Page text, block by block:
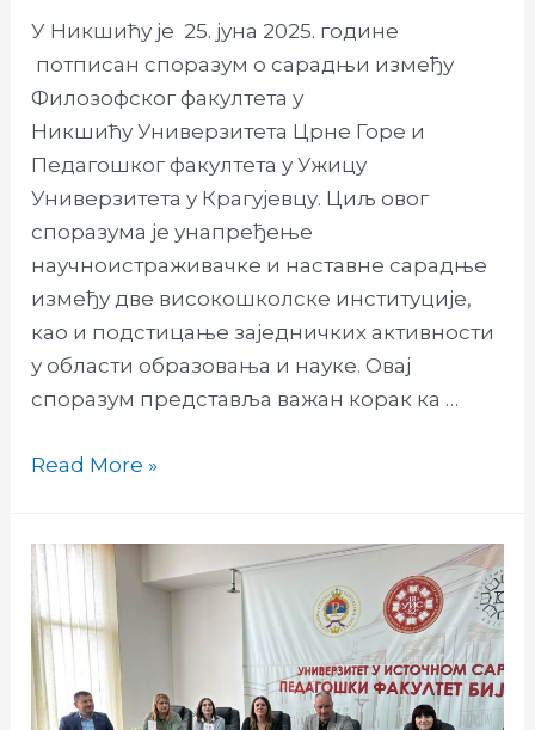
У Никшићу је 25. јуна 2025. године
потписан споразум о сарадњи између
Филозофског факултета у
Никшићу Универзитета Црне Горе и
Педагошког факултета у Ужицу
Универзитета у Крагујевцу. Циљ овог
споразума је унапређење
научноистраживачке и наставне сарадње
између две високошколске институције,
као и подстицање заједничких активности
у области образовања и науке. Овај
споразум представља важан корак ка …
Потписан
сарадњи
Read More »